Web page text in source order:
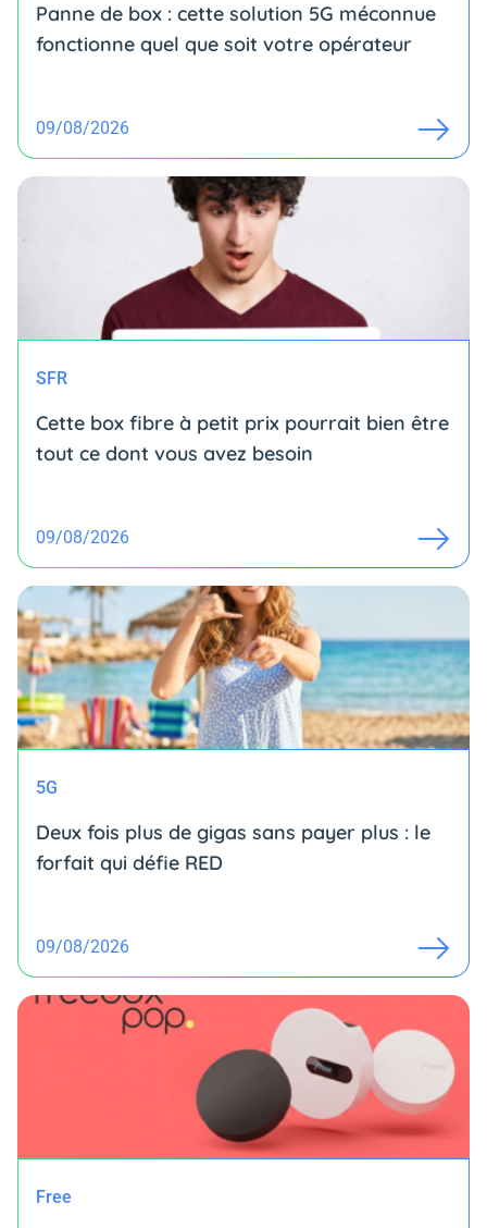
Panne de box : cette solution 5G méconnue
fonctionne quel que soit votre opérateur
09/08/2026
SFR
Cette box fibre à petit prix pourrait bien être
tout ce dont vous avez besoin
09/08/2026
5G
Deux fois plus de gigas sans payer plus : le
forfait qui défie RED
09/08/2026
Free